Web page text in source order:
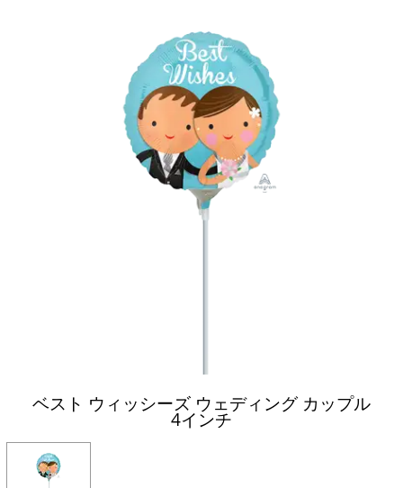
ベスト ウィッシーズ ウェディング カップル
4インチ